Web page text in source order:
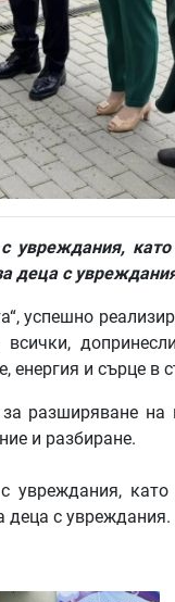
деца с
успешно
енергия и сърце в
разширяване на
и разбиране.
като
деца с увреждания.